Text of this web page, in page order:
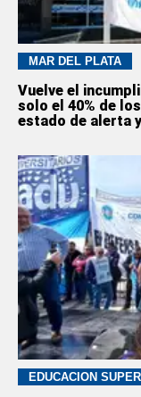
MAR DEL PLATA
Vuelve el
solo el 40% de
estado de alerta
EDUCACION